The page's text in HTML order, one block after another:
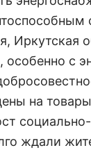
Иркутская
особенно с
на
социально-
ждали